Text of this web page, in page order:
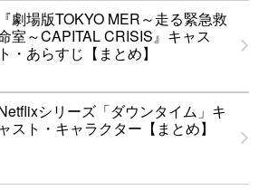
『劇場版TOKYO MER～走る緊急救
室～CAPITAL CRISIS』キャス
ト・あらすじ【まとめ】
シリーズ「ダウンタイム」キ
ャスト・キャラクター【まとめ】